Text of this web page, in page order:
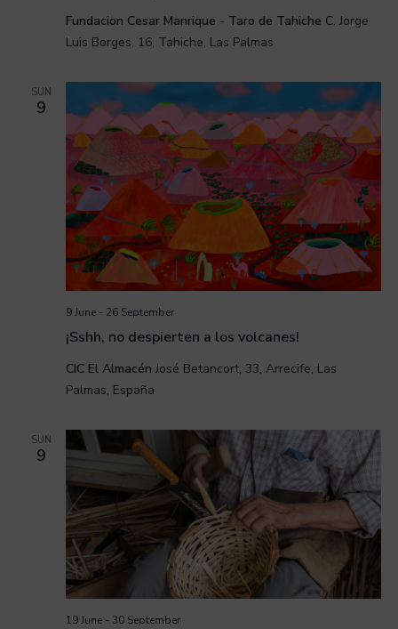
Fundacion Cesar Manrique - Taro de Tahiche C. Jorge
Luis Borges, 16, Tahiche, Las Palmas
SUN
9
¡Sshh, no despierten a los volcanes!
9 June- 26 September
CIC El AlmacénJosé Betancort, 33, Arrecife, Las
Palmas, España
SUN
9
19 June- 30 September